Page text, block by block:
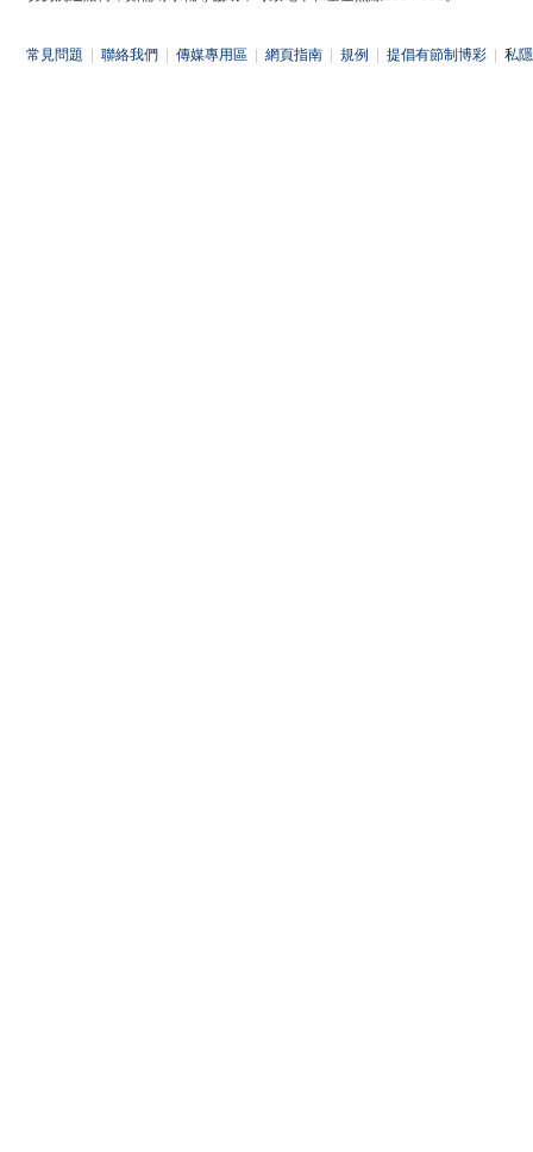
常見問題 聯絡我們 傳媒專用區 網頁指南 規例 提倡有節制博彩 私